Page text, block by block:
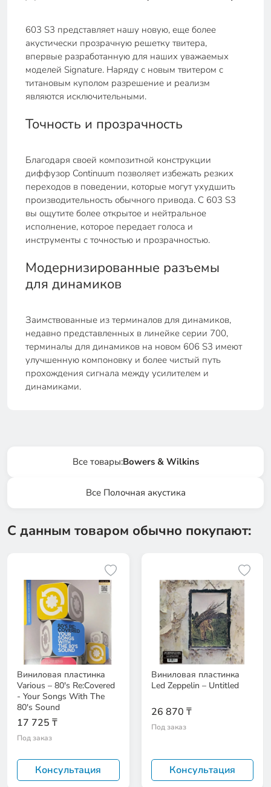
603 S3 представляет нашу новую, еще более
акустически прозрачную решетку твитера,
впервые разработанную для наших уважаемых
моделей Signature. Наряду с новым твитером с
титановым куполом разрешение и реализм
являются исключительными.
Точность и прозрачность
Благодаря своей композитной конструкции
диффузор Continuum позволяет избежать резких
переходов в поведении, которые могут ухудшить
производительность обычного привода. С 603 S3
вы ощутите более открытое и нейтральное
исполнение, которое передает голоса и
инструменты с точностью и прозрачностью.
Модернизированные разъемы
для динамиков
Заимствованные из терминалов для динамиков,
недавно представленных в линейке серии 700,
терминалы для динамиков на новом 606 S3 имеют
улучшенную компоновку и более чистый путь
прохождения сигнала между усилителем и
динамиками.
Все товары:Bowers & Wilkins
Все Полочная акустика
С данным товаром обычно покупают:
Виниловая пластинка
Various – 80's Re:Covered
- Your Songs With The
80's Sound
17 725 ₸
Под заказ
Консультация
Виниловая пластинка
Led Zeppelin – Untitled
26 870 ₸
Под заказ
Консультация